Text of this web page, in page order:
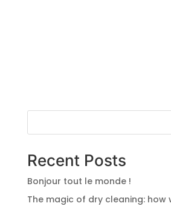
Recent Posts
Bonjour tout le monde !
The magic of dry cleaning: how